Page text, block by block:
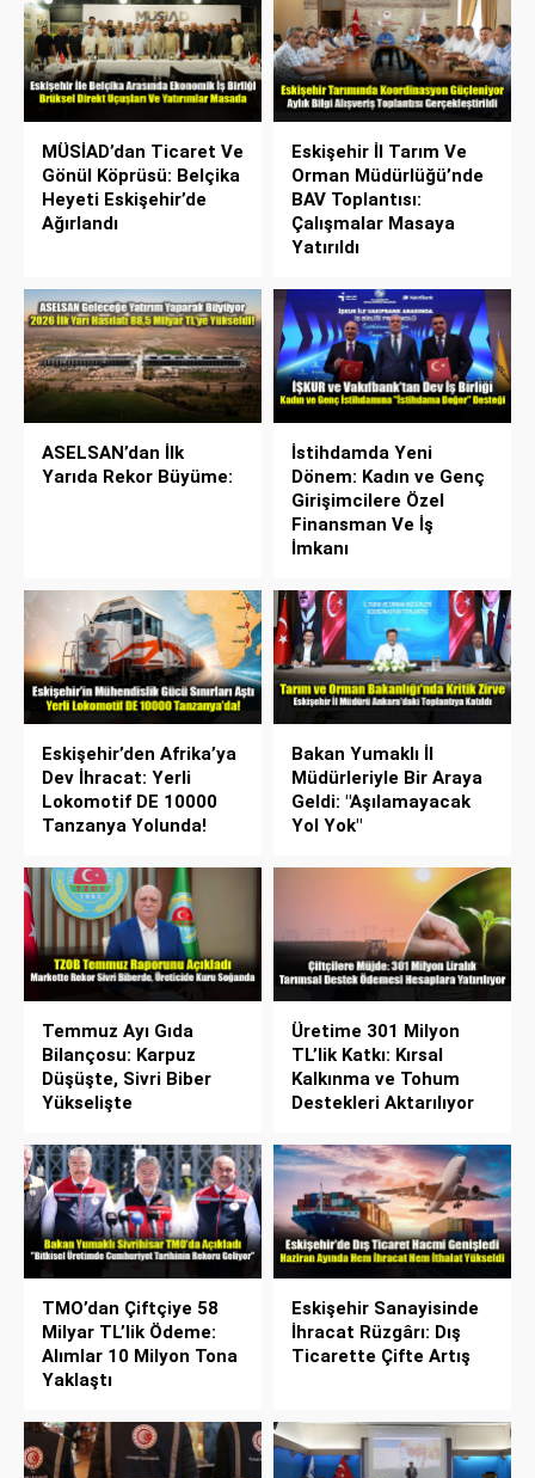
MÜSİAD’dan Ticaret Ve
Gönül Köprüsü: Belçika
Heyeti Eskişehir’de
Ağırlandı
Eskişehir İl Tarım Ve
Orman Müdürlüğü’nde
BAV Toplantısı:
Çalışmalar Masaya
Yatırıldı
ASELSAN’dan İlk
Yarıda Rekor Büyüme:
İstihdamda Yeni
Dönem: Kadın ve Genç
Girişimcilere Özel
Finansman Ve İş
İmkanı
Eskişehir’den Afrika’ya
Dev İhracat: Yerli
Lokomotif DE 10000
Tanzanya Yolunda!
Bakan Yumaklı İl
Müdürleriyle Bir Araya
Geldi: "Aşılamayacak
Yol Yok"
Temmuz Ayı Gıda
Bilançosu: Karpuz
Düşüşte, Sivri Biber
Yükselişte
Üretime 301 Milyon
TL’lik Katkı: Kırsal
Kalkınma ve Tohum
Destekleri Aktarılıyor
TMO’dan Çiftçiye 58
Milyar TL’lik Ödeme:
Alımlar 10 Milyon Tona
Yaklaştı
Eskişehir Sanayisinde
İhracat Rüzgârı: Dış
Ticarette Çifte Artış